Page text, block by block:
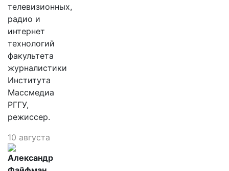
телевизионных,
радио и
интернет
технологий
факультета
журналистики
Института
Массмедиа
РГГУ,
режиссер.
10 августа
Александр